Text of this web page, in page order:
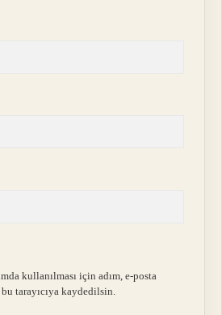
kullanılması için adım, e-posta
tarayıcıya kaydedilsin.